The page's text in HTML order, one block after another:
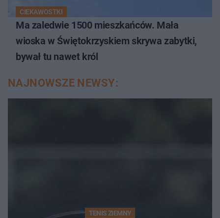
CIEKAWOSTKI
Ma zaledwie 1500 mieszkańców. Mała
wioska w Świętokrzyskiem skrywa zabytki,
bywał tu nawet król
NAJNOWSZE NEWSY:
TENIS ZIEMNY